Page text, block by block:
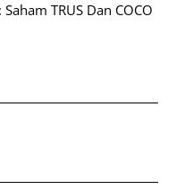
TRUS Dan COCO